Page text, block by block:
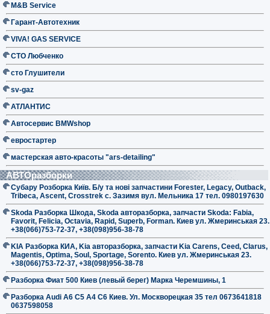
M&B Service
Гарант-Автотехник
VIVA! GAS SERVICE
СТО Любченко
сто Глушители
sv-gaz
АТЛАНТИС
Автосервис BMWshop
евростартер
мастерская авто-красоты "ars-detailing"
АВТОразборки
Субару Розборка Київ. Б/у та нові запчастини Forester, Legacy, Outback,
Tribeca, Ascent, Crosstrek с. Зазимя вул. Мельника 17 тел. 0980197630
Skoda Разборка Шкода, Skoda авторазборка, запчасти Skoda: Fabia,
Favorit, Felicia, Octavia, Rapid, Superb, Forman. Киев ул. Жмеринськая 23.
+38(066)753-72-37, +38(098)956-38-78
KIA Разборка КИА, Kia авторазборка, запчасти Kia Carens, Ceed, Clarus,
Magentis, Optima, Soul, Sportage, Sorento. Киев ул. Жмеринськая 23.
+38(066)753-72-37, +38(098)956-38-78
Разборка Фиат 500 Киев (левый берег) Марка Черемшины, 1
Разборка Audi A6 C5 A4 C6 Киев. Ул. Москворецкая 35 тел 0673641818
0637598058